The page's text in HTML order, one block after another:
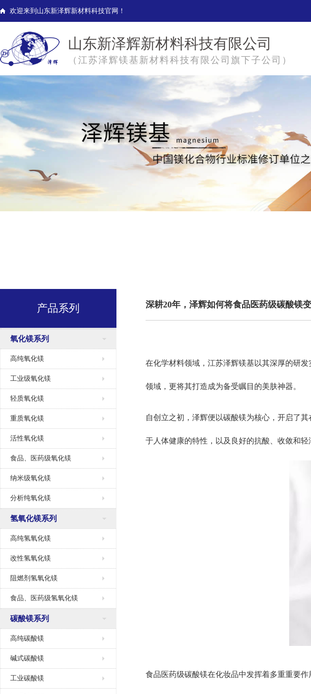
欢迎来到山东新泽辉新材料科技官网！
山东新泽辉新材料科技有限公司
（江苏泽辉镁基新材料科技有限公司旗下子公司）
产品系列
氧化镁系列
高纯氧化镁
工业级氧化镁
轻质氧化镁
重质氧化镁
活性氧化镁
食品、医药级氧化镁
纳米级氧化镁
分析纯氧化镁
氢氧化镁系列
高纯氢氧化镁
改性氢氧化镁
阻燃剂氢氧化镁
食品、医药级氢氧化镁
碳酸镁系列
高纯碳酸镁
碱式碳酸镁
工业碳酸镁
深耕20年，泽辉如何将食品医药级碳酸镁
在化学材料领域，江苏泽辉镁基以其深厚的研
领域，更将其打造成为备受瞩目的美肤神器。
自创立之初，泽辉便以碳酸镁为核心，开启了
于人体健康的特性，以及良好的抗酸、收敛和
食品医药级碳酸镁在化妆品中发挥着多重重要作